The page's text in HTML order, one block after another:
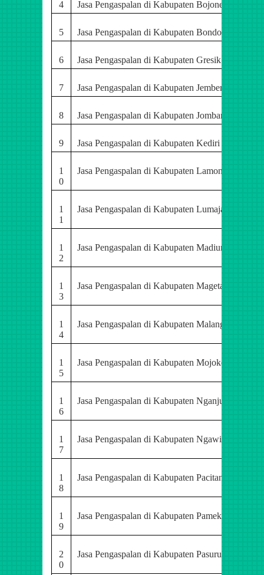
4 Jasa Pengaspalan di Kabupaten Bojonegoro
5 Jasa Pengaspalan di Kabupaten Bondowoso
6 Jasa Pengaspalan di Kabupaten Gresik
7 Jasa Pengaspalan di Kabupaten Jember
8 Jasa Pengaspalan di Kabupaten Jombang
9 Jasa Pengaspalan di Kabupaten Kediri
1
0
Jasa Pengaspalan di Kabupaten Lamongan
1
1
Jasa Pengaspalan di Kabupaten Lumajang
1
2
Jasa Pengaspalan di Kabupaten Madiun
1
3
Jasa Pengaspalan di Kabupaten Magetan
1
4
Jasa Pengaspalan di Kabupaten Malang
1
5
Jasa Pengaspalan di Kabupaten Mojokerto
1
6
Jasa Pengaspalan di Kabupaten Nganjuk
1
7
Jasa Pengaspalan di Kabupaten Ngawi
1
8
Jasa Pengaspalan di Kabupaten Pacitan
1
9
Jasa Pengaspalan di Kabupaten Pamekasan
2
0
Jasa Pengaspalan di Kabupaten Pasuruan